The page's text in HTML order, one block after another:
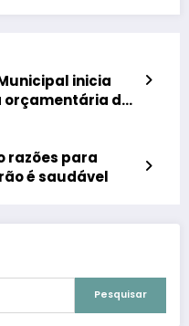
inicia
orçamentária de
razões para
é saudável
Pesquisar